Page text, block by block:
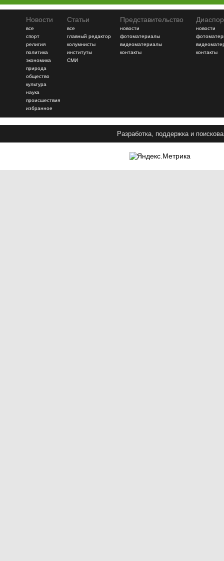
Новости
все
спорт
религия
политика
экономика
природа
общество
культура
наука
происшествия
избранное
Статьи
все
главный редактор
колумнисты
институты
СМИ
Представительство
новости
фотоматериалы
видеоматериалы
контакты
новости
контакты
Разработка, поддержка и